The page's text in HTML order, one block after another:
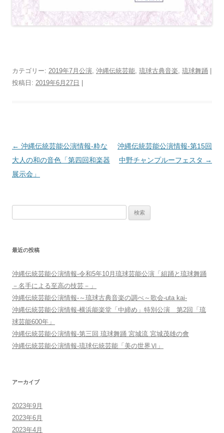
カテゴリー: 2019年7月公演 沖縄伝統芸能 琉球古典音楽 琉球舞踊
投稿日: 2019年6月27日
投
稿
ナ
← 沖縄伝統芸能公演情報‐粋な
大人の和の音色「第四回和楽器
展示会」
沖縄伝統芸能公演情報‐第15回
中野チャンプルーフェスタ →
最近の投稿
沖縄伝統芸能公演情報-令和5年10月琉球芸能公演「組踊と琉球舞踊
－名手による至高の技芸－」
沖縄伝統芸能公演情報-～琉球古典音楽の調べ～歌会-uta kai-
沖縄伝統芸能公演情報-横浜能楽堂「中締め」特別公演 第2回「琉
球芸能600年」
沖縄伝統芸能公演情報-第三回 琉球舞踊 宮城流 宮城茂雄の會
沖縄伝統芸能公演情報-琉球伝統芸能「美の世界Ⅵ」
アーカイブ
2023年9月
2023年6月
2023年4月